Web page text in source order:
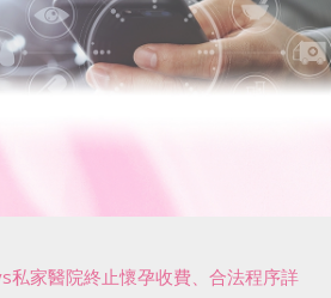
私家醫院終止懷孕收費、合法程序詳